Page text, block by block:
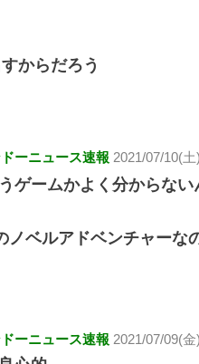
からだろう
ーニュース速報 2021/07/10(
ゲームかよく分からない
ノベルアドベンチャーな
ーニュース速報 2021/07/09(